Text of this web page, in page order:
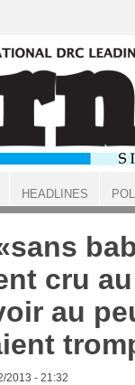
cru
au
2013 - 21:32
HEADLINES